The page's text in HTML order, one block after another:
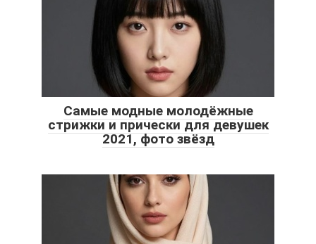
Самые модные молодёжные
стрижки и прически для девушек
2021, фото звёзд